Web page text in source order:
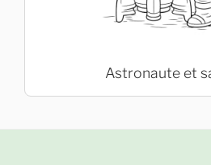
Astronaute et